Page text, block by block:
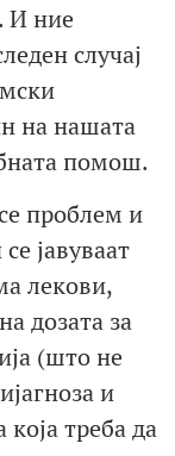
И ние
случај
на нашата
помош.
проблем и
јавуваат
лекови,
дозата за
(што не
и
треба да